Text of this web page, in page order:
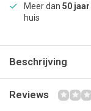
Meer dan 50 jaar
huis
Beschrijving
Reviews